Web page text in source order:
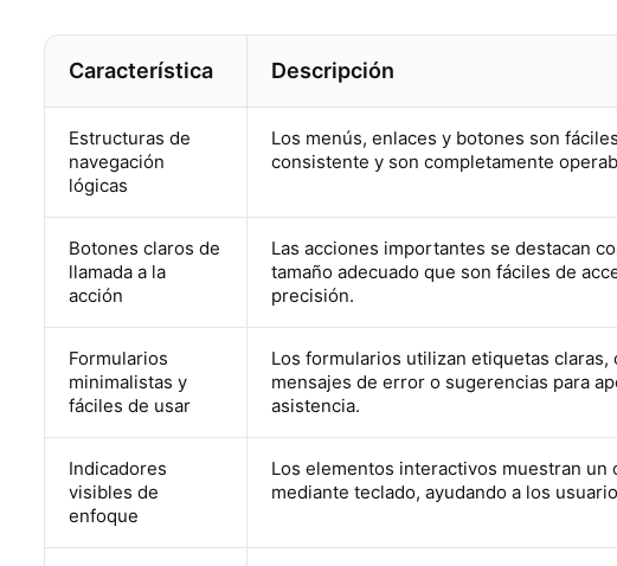
Característica Descripción
Estructuras de
navegación
lógicas
Los menús, enlaces y botones son
consistente y son completamente
Botones claros de
llamada a la
acción
Las acciones importantes se destacan
tamaño adecuado que son fáciles de
precisión.
Formularios
minimalistas y
fáciles de usar
Los formularios utilizan etiquetas
mensajes de error o sugerencias para
asistencia.
Indicadores
visibles de
enfoque
Los elementos interactivos muestran
mediante teclado, ayudando a los